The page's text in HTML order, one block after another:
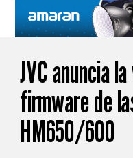
JVC anuncia
firmware de
HM650/600